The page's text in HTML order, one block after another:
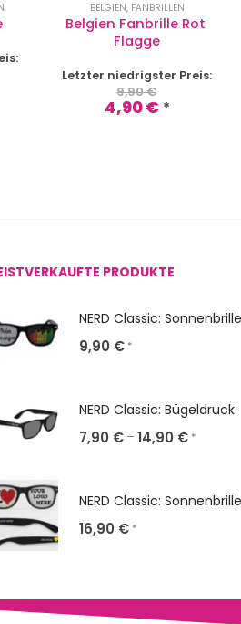
BELGIEN, FANBRILLEN
Belgien Fanbrille Rot
Flagge
Letzter niedrigster Preis:
9,90€
4,90€ *
PRODUKTE
9,90 € *
NERD Classic: Bügeldruck
7,90 € – 14,90 € *
16,90 € *